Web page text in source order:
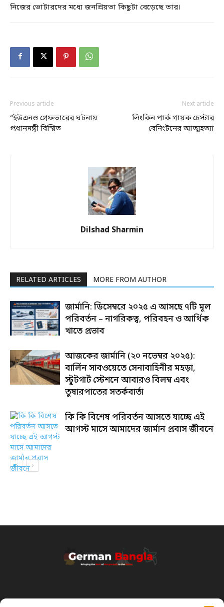
নিজের ভোটারদের মধ্যে জনপ্রিয়তা কিছুটা বেড়েছে তার।
Previous article
“ইউএনও গ্রেফতারের ঘটনায়
প্রধানমন্ত্রী বিস্মিত
Next article
লিংকিন পার্ক গায়ক চেস্টার
বেনিংটনের আত্মহত্যা
Dilshad Sharmin
RELATED ARTICLES MORE FROM AUTHOR
জার্মানি: ডিসেম্বরে ২০২৫ এ আসছে ৭টি মূল
পরিবর্তন – নাগরিকত্ব, পরিবহন ও আর্থিক
খাতে প্রভাব
আজকের জার্মানি (২০ নভেম্বর ২০২৫):
বার্লিন সাবওয়েতে সেনাবাহিনীর মহড়া,
স্টুটগার্ট স্টেশনে আবারও বিলম্ব এবং
তুষারপাতের সতর্কবার্তা
কি কি বিশেষ পরিবর্তন আসতে যাচ্ছে এই
আগস্ট মাসে আমাদের জার্মান প্রবাস জীবনে